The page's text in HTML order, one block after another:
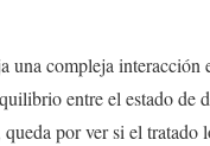
una compleja
entre el estado de
por ver si el tratado